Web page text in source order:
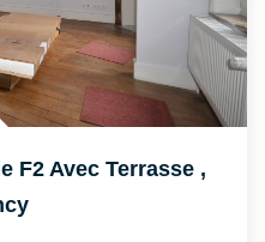
F2 Avec Terrasse ,